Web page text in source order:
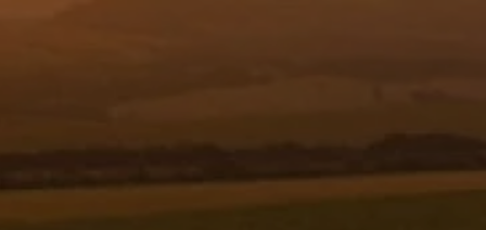
CAPA DE PROTEÇÃO - TUBO FEMEA